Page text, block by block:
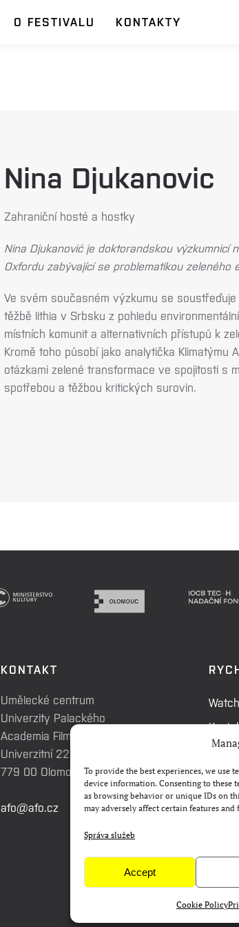
To provide the best experiences, we use
device information. Consenting to these
as browsing behavior or unique IDs on
may adversely affect certain features and
Správa služeb
Accept
Cookie Policy
O FESTIVALU KONTAKTY
Nina Djukanovic
Zahraniční hosté a hostky
Nina Djukanović je doktorandskou výzkumnicí
Oxfordu zabývající se problematikou zeleného
Ve svém současném výzkumu se
těžbě lithia v Srbsku z pohledu
místních komunit a alternativních přístupů k
Kromě toho působí jako analytička Klimatýmu
otázkami zelené transformace ve spojitosti s
spotřebou a těžbou kritických surovin.
KONTAKT
Umělecké centrum
Univerzity Palackého
Academia Film Olomouc
Univerzitní 225/3
779 00 Olomouc
afo@afo.cz
FAQ